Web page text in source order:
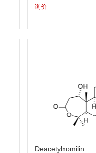
询价
Deacetylnomilin